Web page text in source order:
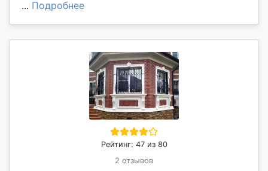
... Подробнее
Рейтинг: 47 из 80
2 отзывов